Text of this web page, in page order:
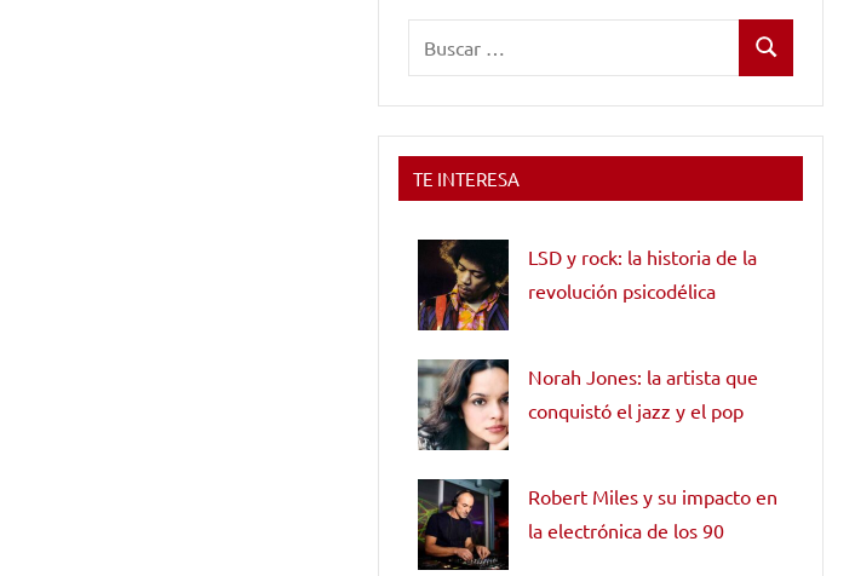
Buscar
TE INTERESA
LSD y rock: la historia de la
revolución psicodélica
Norah Jones: la artista que
conquistó el jazz y el pop
Robert Miles y su impacto en
la electrónica de los 90